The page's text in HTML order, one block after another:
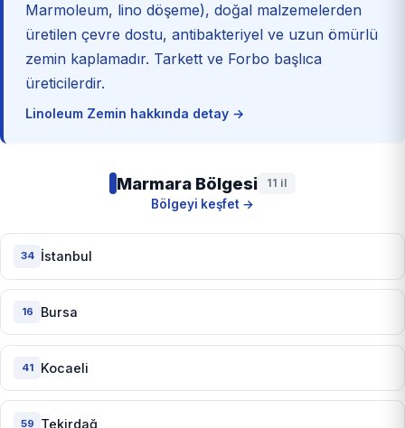
Marmoleum, lino döşeme), doğal malzemelerden
üretilen çevre dostu, antibakteriyel ve uzun ömürlü
zemin kaplamadır. Tarkett ve Forbo başlıca
üreticilerdir.
Linoleum Zemin hakkında detay →
Marmara Bölgesi 11 il
Bölgeyi keşfet →
34 İstanbul
16 Bursa
41 Kocaeli
59 Tekirdağ